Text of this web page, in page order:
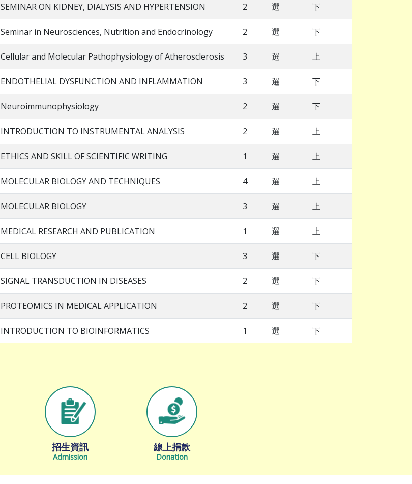
SEMINAR ON KIDNEY, DIALYSIS AND HYPERTENSION 2 選 下
Seminar in Neurosciences, Nutrition and Endocrinology 2 選 下
Cellular and Molecular Pathophysiology of Atherosclerosis 3 選 上
ENDOTHELIAL DYSFUNCTION AND INFLAMMATION 3 選 下
Neuroimmunophysiology 2 選 下
INTRODUCTION TO INSTRUMENTAL ANALYSIS 2 選 上
ETHICS AND SKILL OF SCIENTIFIC WRITING 1 選 上
MOLECULAR BIOLOGY AND TECHNIQUES 4 選 上
MOLECULAR BIOLOGY 3 選 上
MEDICAL RESEARCH AND PUBLICATION 1 選 上
CELL BIOLOGY 3 選 下
SIGNAL TRANSDUCTION IN DISEASES 2 選 下
PROTEOMICS IN MEDICAL APPLICATION 2 選 下
INTRODUCTION TO BIOINFORMATICS 1 選 下
招生資訊
Admission
線上捐款
Donation